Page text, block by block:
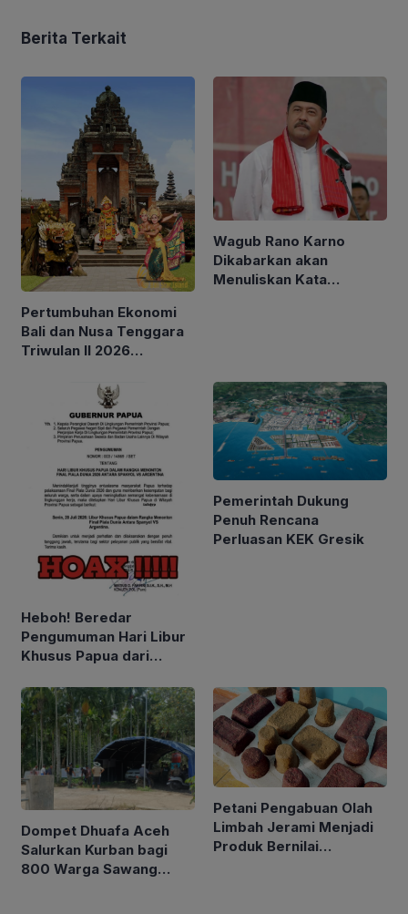
Berita Terkait
Pertumbuhan Ekonomi
Bali dan Nusa Tenggara
Triwulan II 2026
Wagub Rano Karno
Dikabarkan akan
Menuliskan Kata
Heboh! Beredar
Pengumuman Hari Libur
Khusus Papua dari
Menonton Final Piala
Dunia
Pemerintah Dukung
Penuh Rencana
Perluasan KEK Gresik
Dompet Dhuafa Aceh
Salurkan Kurban bagi
800 Warga Sawang
Petani Pengabuan Olah
Limbah Jerami Menjadi
Produk Bernilai